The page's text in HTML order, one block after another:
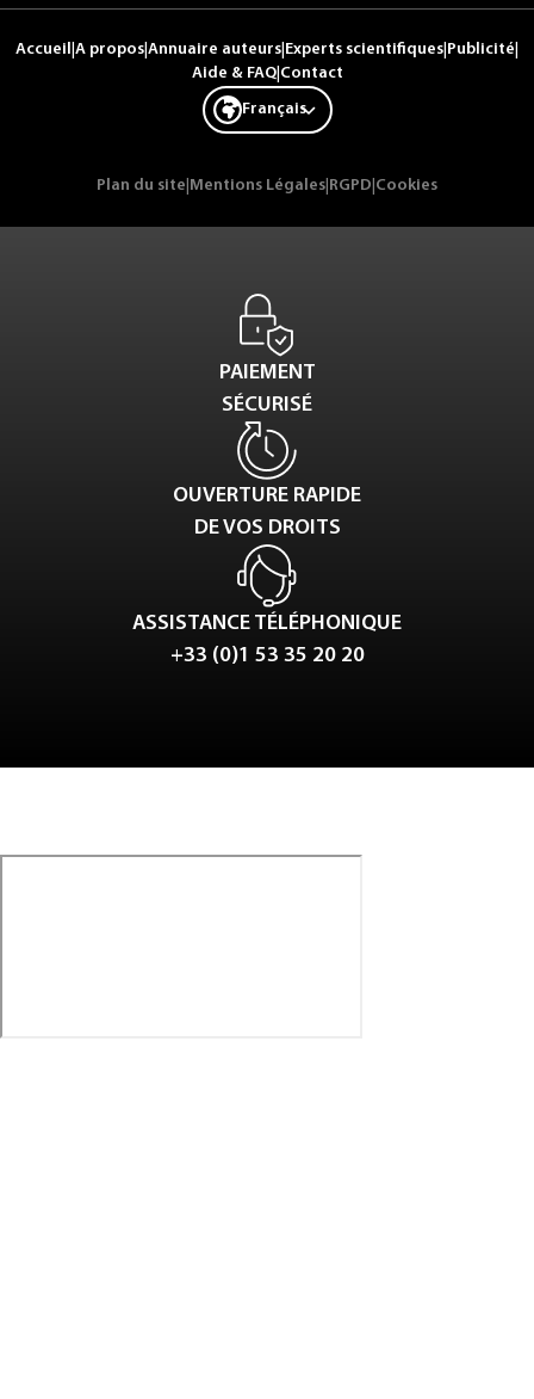
Accueil A propos Annuaire auteurs Experts scientifiques Publicité
Aide & FAQ| Contact
Français
Plan du site Mentions Légales RGPD Cookies
PAIEMENT
SÉCURISÉ
OUVERTURE RAPIDE
DE VOS DROITS
ASSISTANCE TÉLÉPHONIQUE
+33 (0)1 53 35 20 20